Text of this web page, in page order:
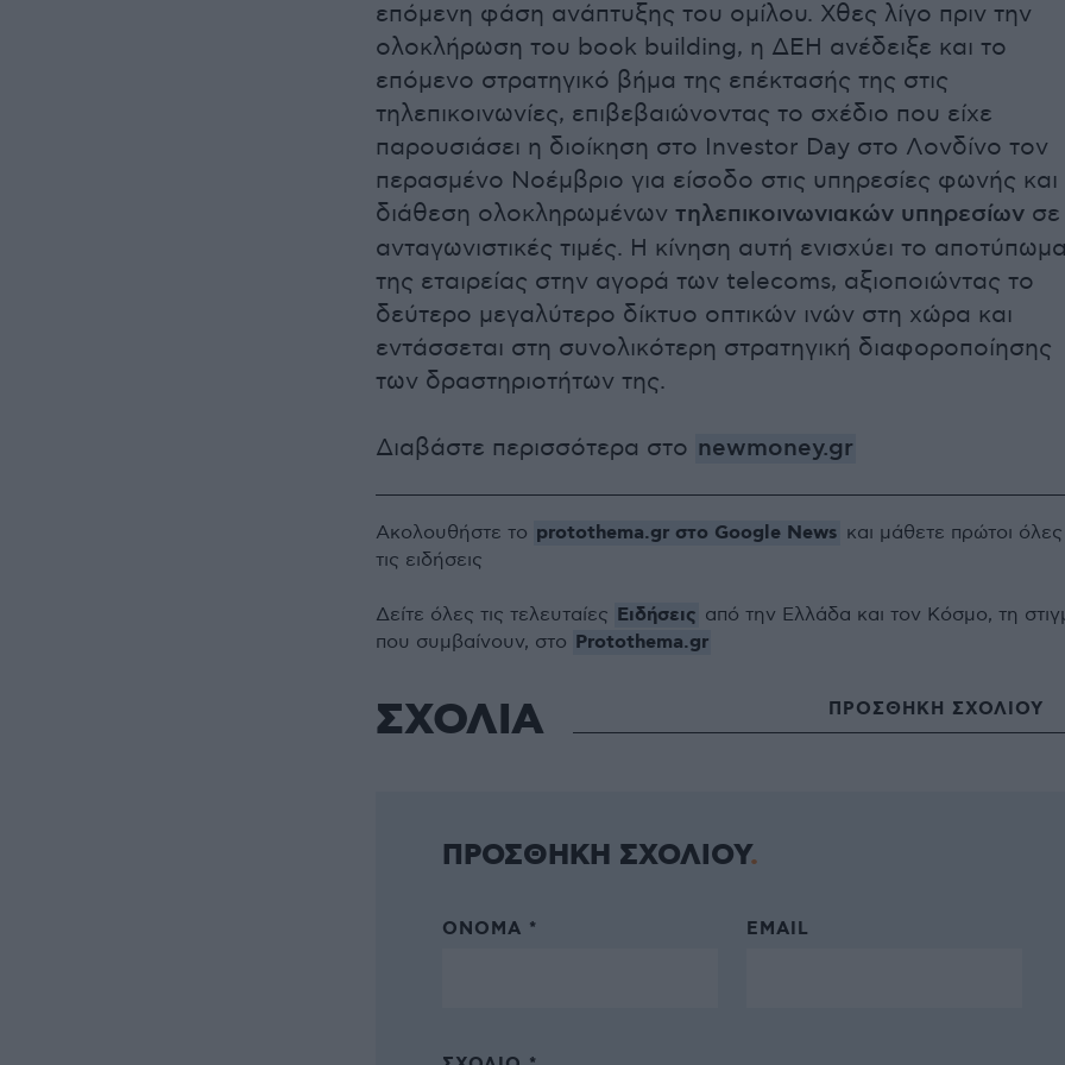
επόμενη φάση ανάπτυξης του ομίλου. Χθες λίγο πριν την
ολοκλήρωση του book building, η ΔΕΗ ανέδειξε και το
επόμενο στρατηγικό βήμα της επέκτασής της στις
τηλεπικοινωνίες, επιβεβαιώνοντας το σχέδιο που είχε
παρουσιάσει η διοίκηση στο Investor Day στο Λονδίνο τον
περασμένο Νοέμβριο για είσοδο στις υπηρεσίες φωνής και
διάθεση ολοκληρωμένων τηλεπικοινωνιακών υπηρεσίων σε
ανταγωνιστικές τιμές. Η κίνηση αυτή ενισχύει το
της εταιρείας στην αγορά των telecoms, αξιοποιώντας το
δεύτερο μεγαλύτερο δίκτυο οπτικών ινών στη χώρα και
εντάσσεται στη συνολικότερη στρατηγική διαφοροποίησης
των δραστηριοτήτων της.
Διαβάστε περισσότερα στο newmoney.gr
Ακολουθήστε το protothema.gr στο Google News και μάθετε πρώτοι όλες
τις ειδήσεις
Δείτε όλες τις τελευταίες Ειδήσεις από την Ελλάδα και τον Κόσμο, τη
που συμβαίνουν, στο Protothema.gr
ΣΧΟΛΙΑ ΠΡΟΣΘΗΚΗ ΣΧΟΛΙΟΥ
ΠΡΟΣΘΗΚΗ ΣΧΟΛΙΟΥ
ΌΝΟΜΑ * EMAIL